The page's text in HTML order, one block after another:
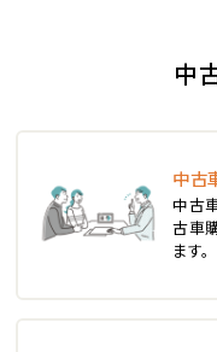
中
中古
中古
古車
ます。